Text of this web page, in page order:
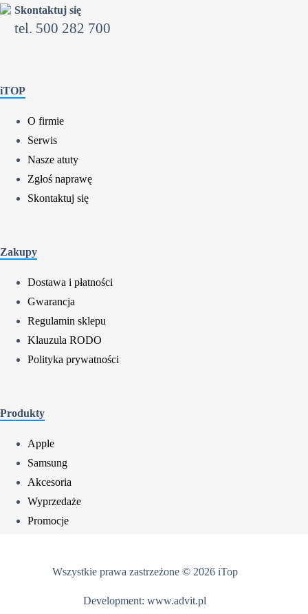
Skontaktuj się
tel. 500 282 700
iTOP
O firmie
Serwis
Nasze atuty
Zgłoś naprawę
Skontaktuj się
Zakupy
Dostawa i płatności
Gwarancja
Regulamin sklepu
Klauzula RODO
Polityka prywatności
Produkty
Apple
Samsung
Akcesoria
Wyprzedaże
Promocje
Wszystkie prawa zastrzeżone © 2026 iTop
Development:www.advit.pl